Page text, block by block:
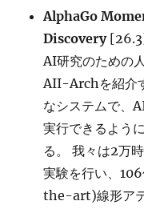
AlphaGo
Discovery
AI研究のための
AII-Archを紹介
なシステムで、
実行できるよう
る。 我々は2万
実験を行い、
the-art)線形ア